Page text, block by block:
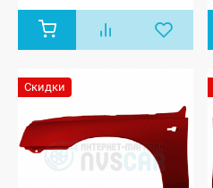
Скидки